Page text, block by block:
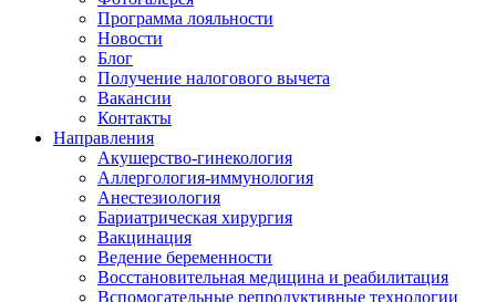
Программа лояльности
Новости
Блог
Получение налогового вычета
Вакансии
Контакты
Направления
Акушерство-гинекология
Аллергология-иммунология
Анестезиология
Бариатрическая хирургия
Вакцинация
Ведение беременности
Восстановительная медицина и реабилитация
Вспомогательные репродуктивные технологии